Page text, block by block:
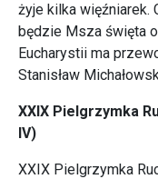
żyje kilka więźniarek.
będzie Msza święta
Eucharystii ma
Stanisław
XXIX Pielgrzymka
IV)
XXIX Pielgrzymka